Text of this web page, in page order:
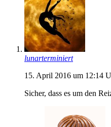
lunarterminiert
15. April 2016 um 12:14
Sicher, dass es um den